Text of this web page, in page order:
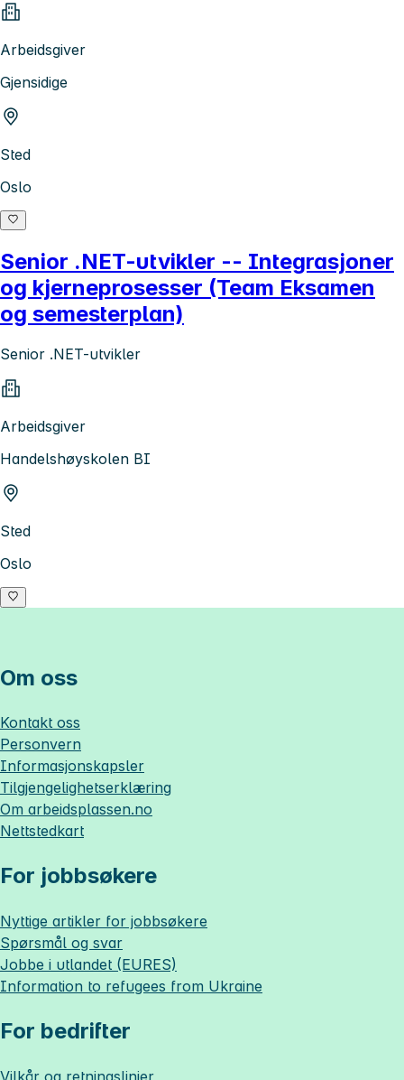
Arbeidsgiver
Gjensidige
Sted
Oslo
Senior .NET-utvikler -- Integrasjoner
og kjerneprosesser (Team Eksamen
og semesterplan)
Senior .NET-utvikler
Arbeidsgiver
Handelshøyskolen BI
Sted
Oslo
Om oss
Kontakt oss
Personvern
Informasjonskapsler
Tilgjengelighetserklæring
Om arbeidsplassen.no
Nettstedkart
For jobbsøkere
Nyttige artikler for jobbsøkere
Spørsmål og svar
Jobbe i utlandet (EURES)
Information to refugees from Ukraine
For bedrifter